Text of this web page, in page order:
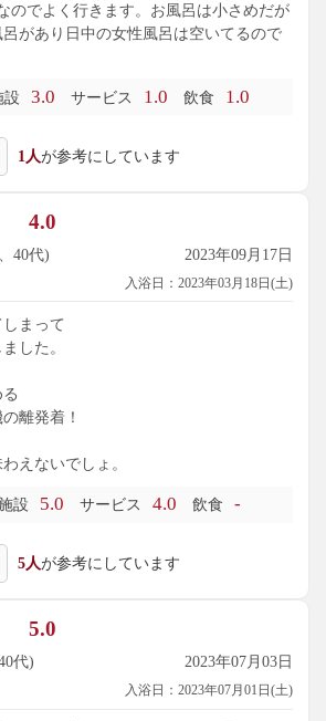
のでよく行きます。お風呂は小さめだが
があり日中の女性風呂は空いてるので
設 3.0 サービス 1.0 飲食 1.0
1人が参考にしています
4.0
40代) 2023年09月17日
入浴日：2023年03月18日(土)
まって
した。
離発着！
えないでしょ。
設 5.0 サービス 4.0 飲食 -
5人が参考にしています
5.0
代) 2023年07月03日
入浴日：2023年07月01日(土)